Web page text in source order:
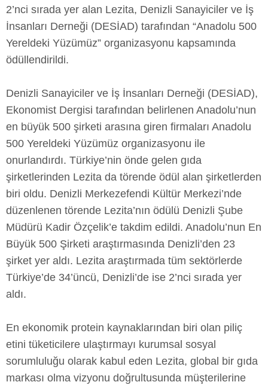
2’nci sırada yer alan Lezita, Denizli Sanayiciler ve İş
İnsanları Derneği (DESİAD) tarafından “Anadolu 500
Yereldeki Yüzümüz” organizasyonu kapsamında
ödüllendirildi.
Denizli Sanayiciler ve İş İnsanları Derneği (DESİAD),
Ekonomist Dergisi tarafından belirlenen Anadolu’nun
en büyük 500 şirketi arasına giren firmaları Anadolu
500 Yereldeki Yüzümüz organizasyonu ile
onurlandırdı. Türkiye’nin önde gelen gıda
şirketlerinden Lezita da törende ödül alan şirketlerden
biri oldu. Denizli Merkezefendi Kültür Merkezi’nde
düzenlenen törende Lezita’nın ödülü Denizli Şube
Müdürü Kadir Özçelik’e takdim edildi. Anadolu’nun En
Büyük 500 Şirketi araştırmasında Denizli’den 23
şirket yer aldı. Lezita araştırmada tüm sektörlerde
Türkiye’de 34’üncü, Denizli’de ise 2’nci sırada yer
aldı.
En ekonomik protein kaynaklarından biri olan piliç
etini tüketicilere ulaştırmayı kurumsal sosyal
sorumluluğu olarak kabul eden Lezita, global bir gıda
markası olma vizyonu doğrultusunda müşterilerine